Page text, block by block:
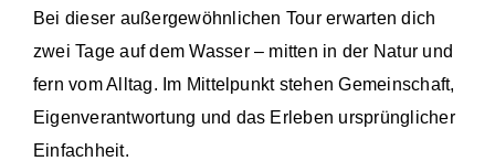
Bei dieser außergewöhnlichen Tour erwarten dich
zwei Tage auf dem Wasser – mitten in der Natur und
fern vom Alltag. Im Mittelpunkt stehen Gemeinschaft,
Eigenverantwortung und das Erleben ursprünglicher
Einfachheit.